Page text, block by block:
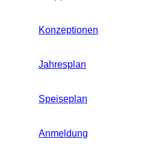
Konzeptionen
Jahresplan
Speiseplan
Anmeldung